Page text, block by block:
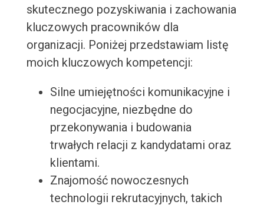
skutecznego pozyskiwania i zachowania
kluczowych pracowników dla
organizacji. Poniżej przedstawiam listę
moich kluczowych kompetencji:
Silne umiejętności komunikacyjne i
negocjacyjne, niezbędne do
przekonywania i budowania
trwałych relacji z kandydatami oraz
klientami.
Znajomość nowoczesnych
technologii rekrutacyjnych, takich